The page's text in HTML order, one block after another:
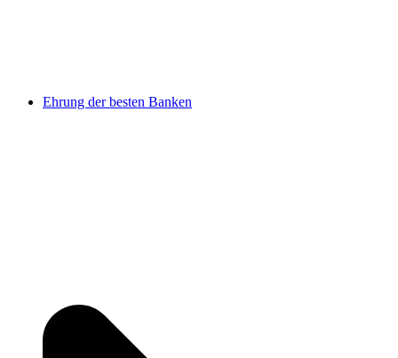
Ehrung der besten Banken